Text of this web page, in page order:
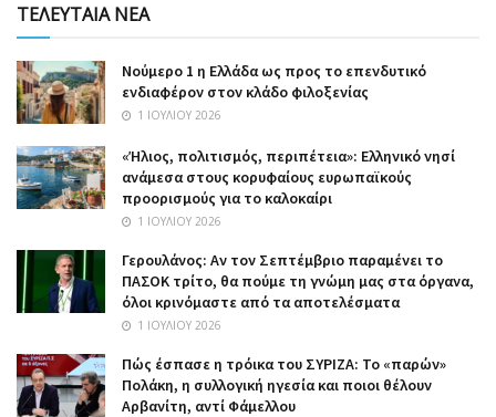
ΤΕΛΕΥΤΑΙΑ ΝΕΑ
Nούμερο 1 η Ελλάδα ως προς το επενδυτικό
ενδιαφέρον στον κλάδο φιλοξενίας
1 ΙΟΥΛΊΟΥ 2026
«Ήλιος, πολιτισμός, περιπέτεια»: Ελληνικό νησί
ανάμεσα στους κορυφαίους ευρωπαϊκούς
προορισμούς για το καλοκαίρι
1 ΙΟΥΛΊΟΥ 2026
Γερουλάνος: Αν τον Σεπτέμβριο παραμένει το
ΠΑΣΟΚ τρίτο, θα πούμε τη γνώμη μας στα όργανα,
όλοι κρινόμαστε από τα αποτελέσματα
1 ΙΟΥΛΊΟΥ 2026
Πώς έσπασε η τρόικα του ΣΥΡΙΖΑ: Το «παρών»
Πολάκη, η συλλογική ηγεσία και ποιοι θέλουν
Αρβανίτη, αντί Φάμελλου